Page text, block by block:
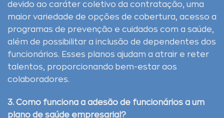
devido ao caráter coletivo da contratação, uma
maior variedade de opções de cobertura, acesso a
programas de prevenção e cuidados com a saúde,
além de possibilitar a inclusão de dependentes dos
funcionários. Esses planos ajudam a atrair e reter
talentos, proporcionando bem-estar aos
colaboradores.
3. Como funciona a adesão de funcionários a um
plano de saúde empresarial?